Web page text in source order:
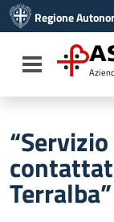
Vai al menu di
Vai al footer
Regione
Toggle
Terralba”